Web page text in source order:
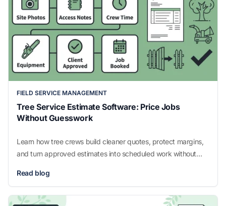
FIELD SERVICE MANAGEMENT
Tree Service Estimate Software: Price Jobs
Without Guesswork
Learn how tree crews build cleaner quotes, protect margins,
and turn approved estimates into scheduled work without
Read blog